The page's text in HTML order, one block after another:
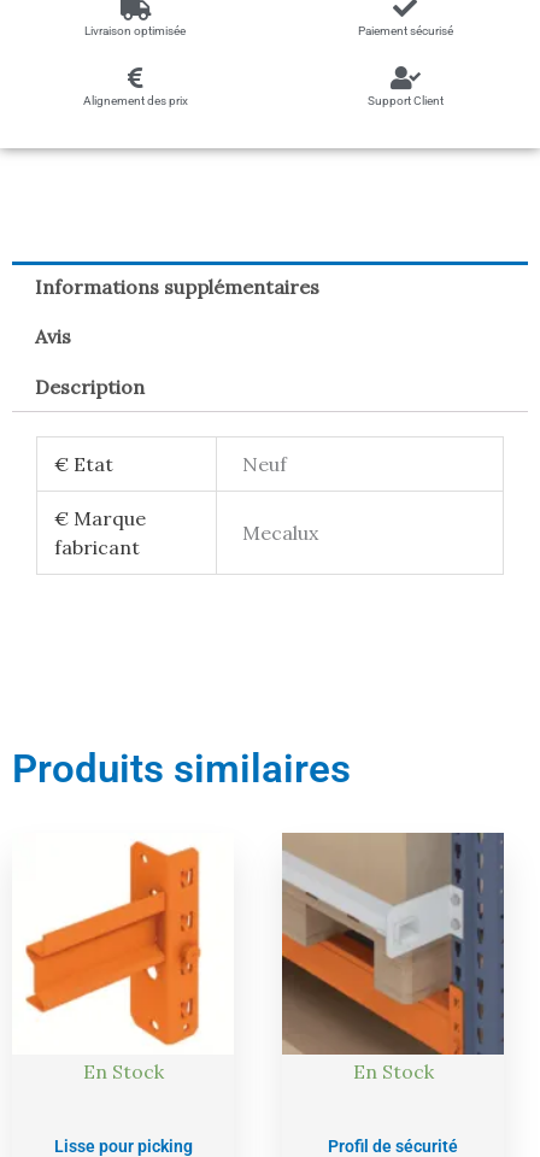
Livraison optimisée Paiement sécurisé
Alignement des prix Support Client
Informations supplémentaires
Avis
Description
€ Etat Neuf
€ Marque
fabricant
Mecalux
Produits similaires
En Stock
Lisse pour picking
En Stock
Profil de sécurité